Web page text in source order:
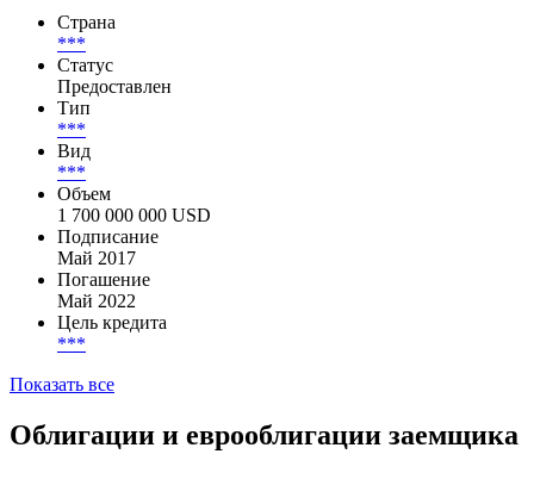
Страна
***
Статус
Предоставлен
Тип
***
Вид
***
Объем
1 700 000 000 USD
Подписание
Май 2017
Погашение
Май 2022
Цель кредита
***
Показать все
Облигации и еврооблигации заемщика